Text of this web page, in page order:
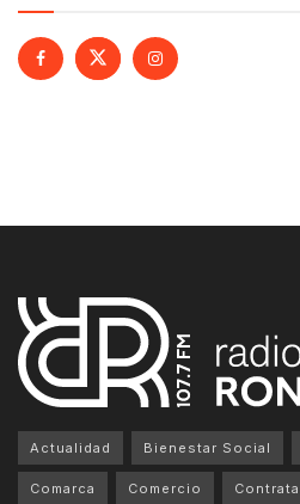
Actualidad Bienestar Social
Comarca Comercio